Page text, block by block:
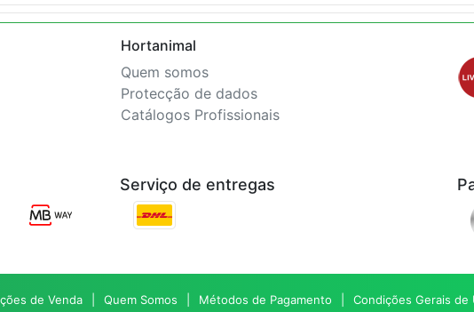
Hortanimal
Quem somos
Protecção de dados
Catálogos Profissionais
Serviço de entregas
de Venda Quem Somos Métodos de Pagamento Condições Gerais de